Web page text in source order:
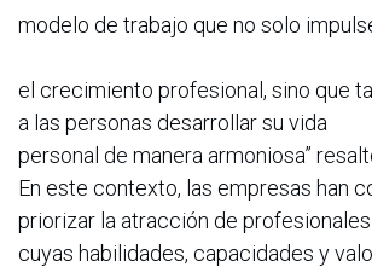
modelo de trabajo que no solo
el crecimiento profesional, sino que
a las personas desarrollar su vida
personal de manera armoniosa”
En este contexto, las empresas han
priorizar la atracción de profesionales
cuyas habilidades, capacidades y